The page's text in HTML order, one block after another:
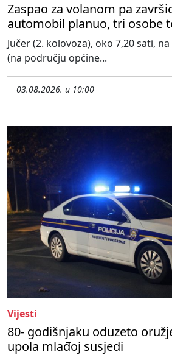
Zaspao za volanom pa
automobil planuo, tri osobe
Jučer (2. kolovoza), oko 7,20 sati,
(na području općine...
03.08.2026. u 10:00
Vijesti
80- godišnjaku oduzeto
upola mlađoj susjedi